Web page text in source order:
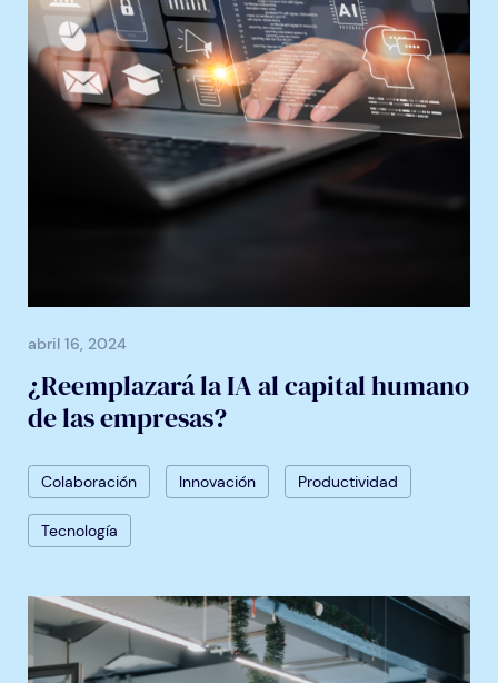
abril 16, 2024
¿Reemplazará la IA al capital humano
de las empresas?
Colaboración Innovación Productividad
Tecnología